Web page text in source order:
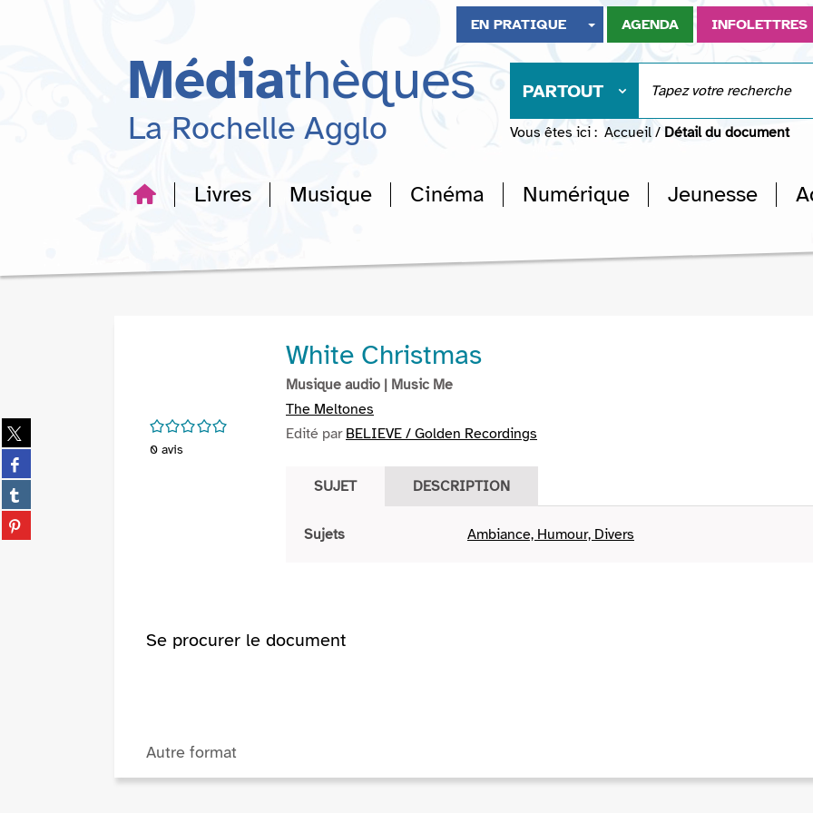
recherche
EN PRATIQUE AGENDA INFOLETTRES
Médiathèques
La Rochelle Agglo
PARTOUT
Vous êtes ici : Accueil / Détail du document
Livres Musique Cinéma Numérique Jeunesse
Partager
sur
twitter
(Nouvelle
fenêtre)
Partager
sur
facebook
(Nouvelle
fenêtre)
Partager
sur
tumblr
Partager
sur
/5
0 avis
White Christmas
Musique audio | Music Me
The Meltones
Edité par BELIEVE / Golden Recordings
SUJET DESCRIPTION
Sujets Ambiance, Humour, Divers
Se procurer le document
Autre format